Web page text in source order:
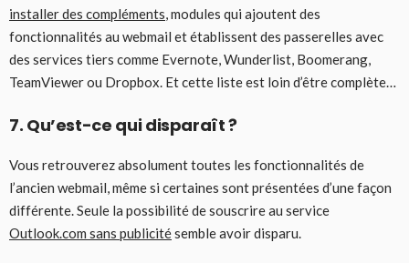
installer des compléments, modules qui ajoutent des
fonctionnalités au webmail et établissent des passerelles avec
des services tiers comme Evernote, Wunderlist, Boomerang,
TeamViewer ou Dropbox. Et cette liste est loin d’être complète…
7. Qu’est-ce qui disparaît ?
Vous retrouverez absolument toutes les fonctionnalités de
l’ancien webmail, même si certaines sont présentées d’une façon
différente. Seule la possibilité de souscrire au service
Outlook.com sans publicitésemble avoir disparu.